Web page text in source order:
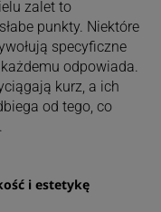
zalet to
punkty. Niektóre
specyficzne
odpowiada.
kurz, a ich
od tego, co
i estetykę